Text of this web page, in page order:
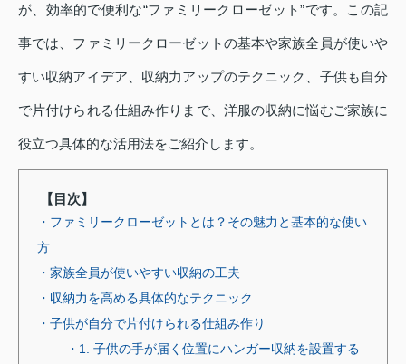
が、効率的で便利な“ファミリークローゼット”です。この記
事では、ファミリークローゼットの基本や家族全員が使いや
すい収納アイデア、収納力アップのテクニック、子供も自分
で片付けられる仕組み作りまで、洋服の収納に悩むご家族に
役立つ具体的な活用法をご紹介します。
【目次】
・ファミリークローゼットとは？その魅力と基本的な使い
方
・家族全員が使いやすい収納の工夫
・収納力を高める具体的なテクニック
・子供が自分で片付けられる仕組み作り
・1. 子供の手が届く位置にハンガー収納を設置する